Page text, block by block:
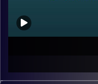
הרשתות החברתיות